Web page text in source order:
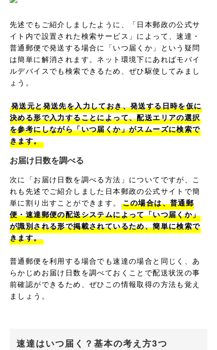
先述でもご紹介しましたように、「日本郵政の公式サ
イト内で設置された検索サービス」によって、速達・
普通郵便で発送する場合に「いつ届くか」という疑問
は簡単に解消されます。ネット環境下にあればモバイ
ルデバイスでも検索できるため、ぜひ駆使してみまし
ょう。
発送元と発送先を入力しておき、発送する日時を仮に
決める形で入力することによって、配送エリアの選択
を参考にしながら「いつ届くか」がスムーズに検索で
きます。
お届け日数を調べる
次に「お届け日数を調べる方法」についてですが、こ
れも先述でご紹介しました日本郵政の公式サイトで簡
単に割り出すことができます。
この場合は、普通郵
便・速達郵便の配送システムによって「いつ届くか」
が識別される形で掲載されているため、簡単に検索で
きます。
普通郵便を利用する場合でも速達の場合と同じく、あ
らかじめお届け日数を調べておくことで配送状況の事
前確認ができるため、ぜひこの情報取得の方法も覚え
ましょう。
速達はいつ届く？基本の考え方3つ